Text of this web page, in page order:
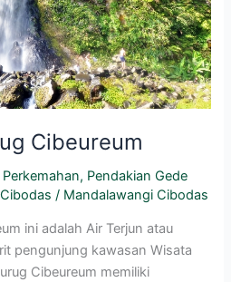
Cibeureum
Perkemahan, Pendakian Gede
/ Mandalawangi Cibodas
ini adalah Air Terjun atau
pengunjung kawasan Wisata
Cibeureum memiliki